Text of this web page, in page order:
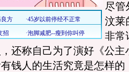
尽管
汶莱
非常
还称自己为了演好《公主
钱人的生活究竟是怎样的